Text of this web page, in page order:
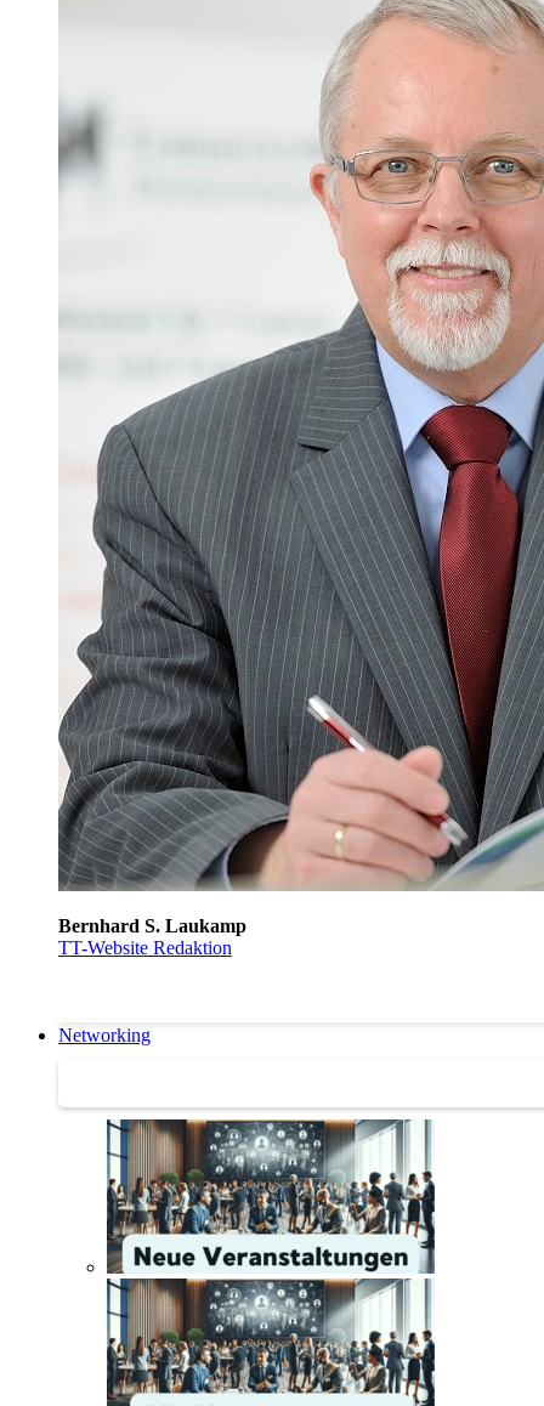
Bernhard S. Laukamp
TT-Website Redaktion
Networking